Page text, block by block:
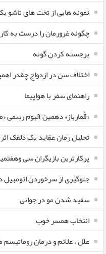
نمونه هایی از تخت های تاشو
چگونه غرورمان را درست به
برجسته کردن گونه
اختلاف سن در ازدواج چقدر
راهنمای سفر با هواپیما
«قُمارباز» دهمین آلبوم
تحلیل رمان عقاید یک دلقک
پرکارترین بازیگران سی
جلوگیری از سرخوردن اتومبیل
سفید شدن مو در جوانی
انتخاب همسر خوب
علل ، علائم و درمان